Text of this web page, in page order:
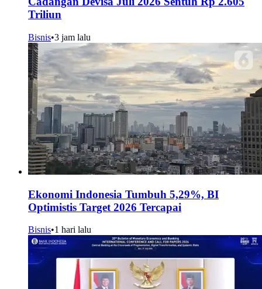
Triliun
Bisnis•3 jam lalu
Ekonomi Indonesia Tumbuh 5,29%, BI
Optimistis Target 2026 Tercapai
Bisnis•1 hari lalu